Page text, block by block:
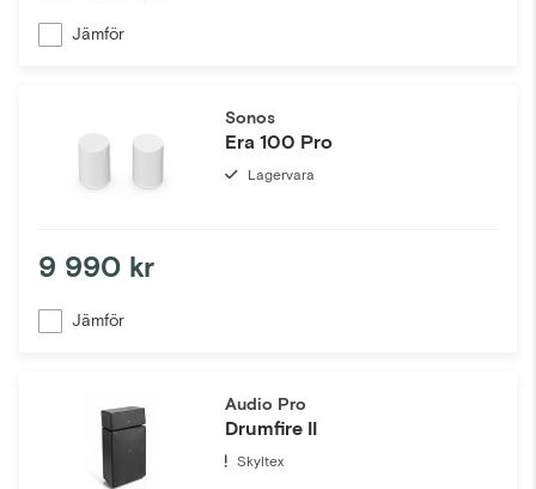
Jämför
Sonos
Era 100 Pro
Lagervara
9 990 kr
Jämför
Audio Pro
Drumfire II
Skyltex